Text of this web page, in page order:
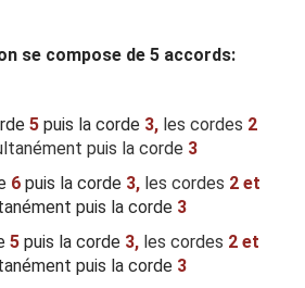
se compose de 5 accords:
5 puis la corde 3, les cordes 2
puis la corde 3
6 puis la corde 3, les cordes 2 et
puis la corde 3
5 puis la corde 3, les cordes 2 et
puis la corde 3